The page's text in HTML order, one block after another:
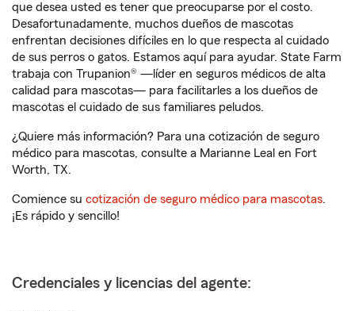
que desea usted es tener que preocuparse por el costo.
Desafortunadamente, muchos dueños de mascotas
enfrentan decisiones difíciles en lo que respecta al cuidado
de sus perros o gatos. Estamos aquí para ayudar. State Farm
trabaja con Trupanion® —líder en seguros médicos de alta
calidad para mascotas— para facilitarles a los dueños de
mascotas el cuidado de sus familiares peludos.
¿Quiere más información? Para una cotización de seguro
médico para mascotas, consulte a Marianne Leal en Fort
Worth, TX.
Comience su cotización de seguro médico para mascotas.
¡Es rápido y sencillo!
Credenciales y licencias del agente: